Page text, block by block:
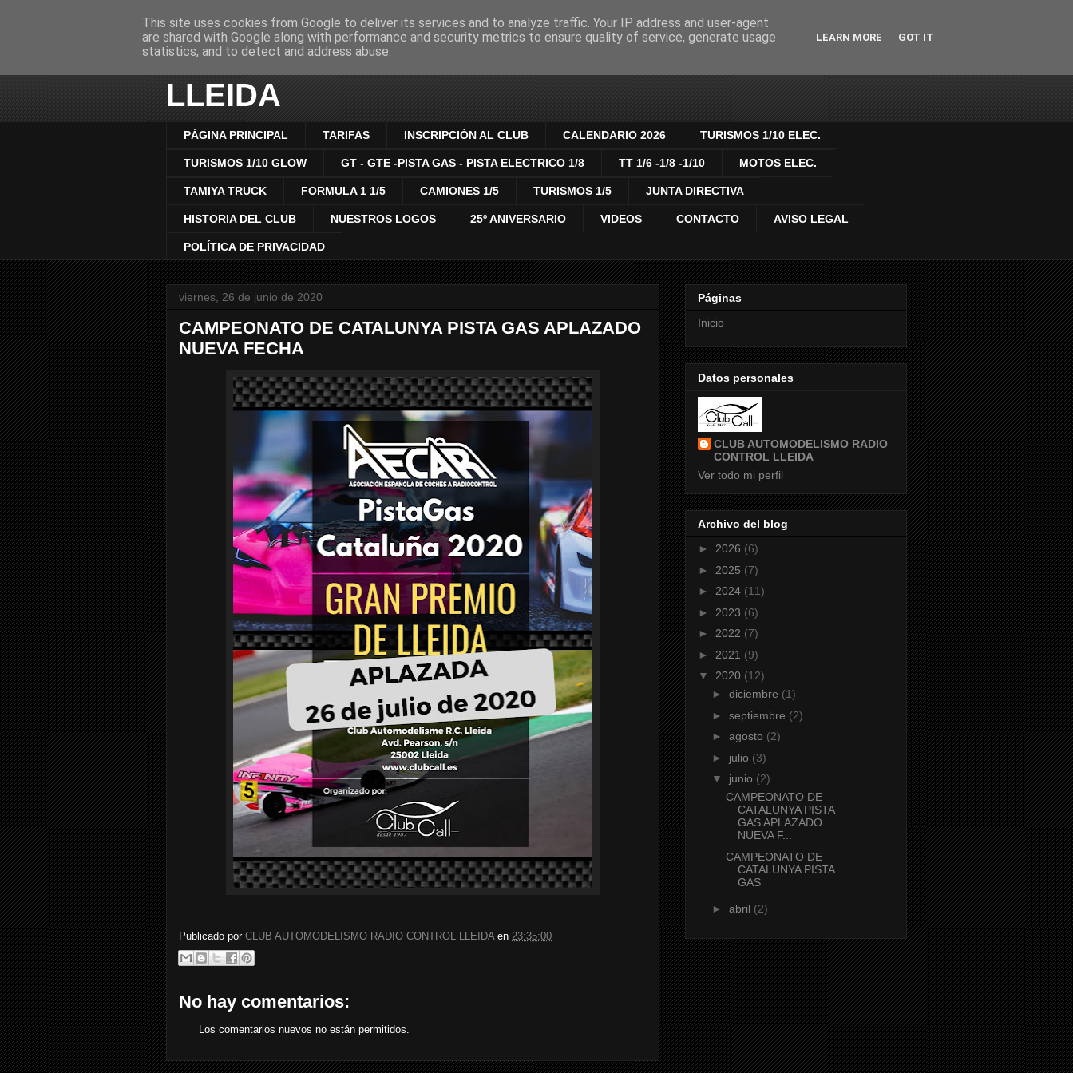
CLUB AUTOMODELISMO RADIO CONTROL DE
LLEIDA
PÁGINA PRINCIPAL TARIFAS INSCRIPCIÓN AL CLUB CALENDARIO 2026 TURISMOS 1/10 ELEC.
TURISMOS 1/10 GLOW GT - GTE -PISTA GAS - PISTA ELECTRICO 1/8 TT 1/6 -1/8 -1/10 MOTOS ELEC.
TAMIYA TRUCK FORMULA 1 1/5 CAMIONES 1/5 TURISMOS 1/5 JUNTA DIRECTIVA
HISTORIA DEL CLUB NUESTROS LOGOS 25º ANIVERSARIO VIDEOS CONTACTO AVISO LEGAL
POLÍTICA DE PRIVACIDAD
viernes, 26 de junio de 2020
CAMPEONATO DE CATALUNYA PISTA GAS APLAZADO
NUEVA FECHA
Publicado por CLUB AUTOMODELISMO RADIO CONTROL LLEIDA en 23:35:00
No hay comentarios:
Los comentarios nuevos no están permitidos.
Páginas
Inicio
Datos personales
CLUB AUTOMODELISMO RADIO
CONTROL LLEIDA
Ver todo mi perfil
Archivo del blog
► 2026 (6)
► 2025 (7)
► 2024 (11)
► 2023 (6)
► 2022 (7)
► 2021 (9)
▼ 2020 (12)
► diciembre (1)
► septiembre (2)
► agosto (2)
► julio (3)
▼ junio (2)
CAMPEONATO DE
CATALUNYA PISTA
GAS APLAZADO
NUEVA F...
CAMPEONATO DE
CATALUNYA PISTA
GAS
► abril (2)
This site uses cookies from Google to deliver its services and to analyze traffic. Your IP address and user-agent
are shared with Google along with performance and security metrics to ensure quality of service, generate usage
statistics, and to detect and address abuse.
LEARN MORE GOT IT